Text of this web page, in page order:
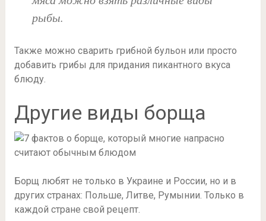
рыбы.
Также можно сварить грибной бульон или просто
добавить грибы для придания пикантного вкуса
блюду.
Другие виды борща
Борщ любят не только в Украине и России, но и в
других странах: Польше, Литве, Румынии. Только в
каждой стране свой рецепт.